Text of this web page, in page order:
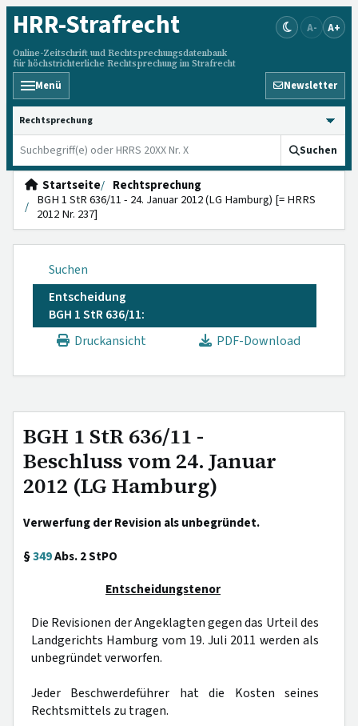
HRR-Strafrecht
Online-Zeitschrift und Rechtsprechungsdatenbank
für höchstrichterliche Rechtsprechung im Strafrecht
A- A+
Menü Newsletter
HRRS durchsuchen
Suchen
Startseite
Rechtsprechung
BGH 1 StR 636/11 - 24. Januar 2012 (LG Hamburg) [= HRRS
2012 Nr. 237]
Suchen
Entscheidung
BGH 1 StR 636/11:
Druckansicht
PDF-Download
BGH 1 StR 636/11 -
Beschluss vom 24. Januar
2012 (LG Hamburg)
Verwerfung der Revision als unbegründet.
§349Abs. 2 StPO
Entscheidungstenor
Die Revisionen der Angeklagten gegen das Urteil des
Landgerichts Hamburg vom 19. Juli 2011 werden als
unbegründet verworfen.
Jeder Beschwerdeführer hat die Kosten seines
Rechtsmittels zu tragen.